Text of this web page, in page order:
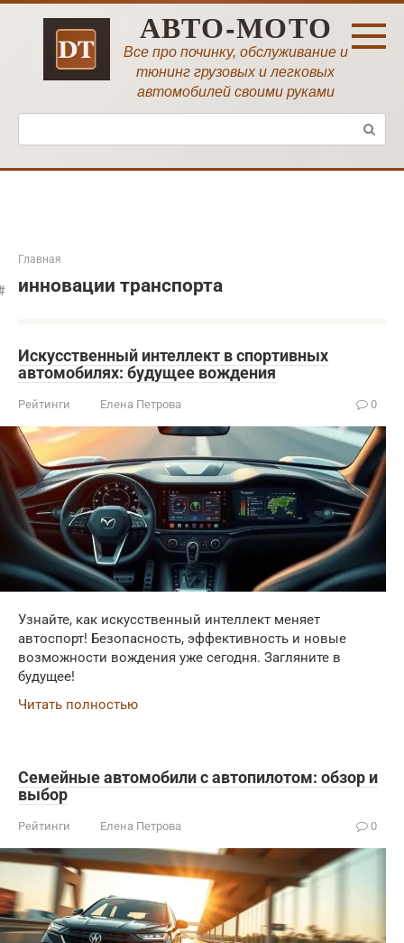
Перейти
АВТО-МОТО
Все про починку, обслуживание и
тюнинг грузовых и легковых
автомобилей своими руками
Поиск:
Главная
инновации транспорта
Искусственный интеллект в спортивных
автомобилях: будущее вождения
Рейтинги Елена Петрова 0
Узнайте, как искусственный интеллект меняет
автоспорт! Безопасность, эффективность и новые
возможности вождения уже сегодня. Загляните в
будущее!
Читать полностью
Семейные автомобили с автопилотом: обзор и
выбор
Рейтинги Елена Петрова 0